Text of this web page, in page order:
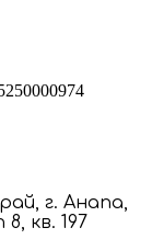
г. Анапа,
кв. 197